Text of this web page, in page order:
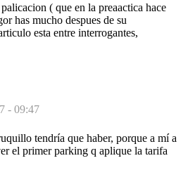
( que en la preaactica hace
has mucho despues de su
esta entre interrogantes,
- 09:47
tendría que haber, porque a mí a
el primer parking q aplique la tarifa